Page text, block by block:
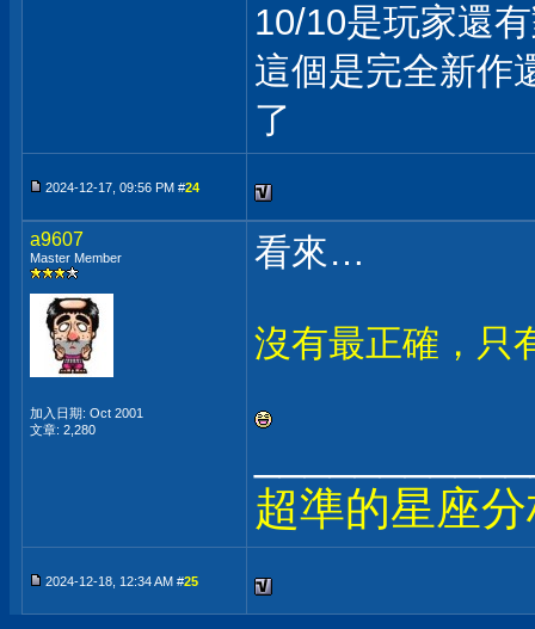
10/10是玩家還
這個是完全新作
了
2024-12-17, 09:56 PM #24
a9607
Master Member
加入日期: Oct 2001
文章: 2,280
看來…
沒有最正確，只
超準的星座
2024-12-18, 12:34 AM #25